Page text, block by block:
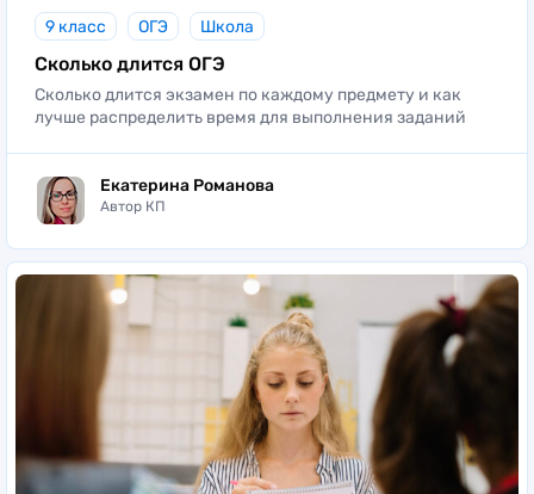
9 класс ОГЭ Школа
Сколько длится ОГЭ
Сколько длится экзамен по каждому предмету и как
лучше распределить время для выполнения заданий
Екатерина Романова
Автор КП